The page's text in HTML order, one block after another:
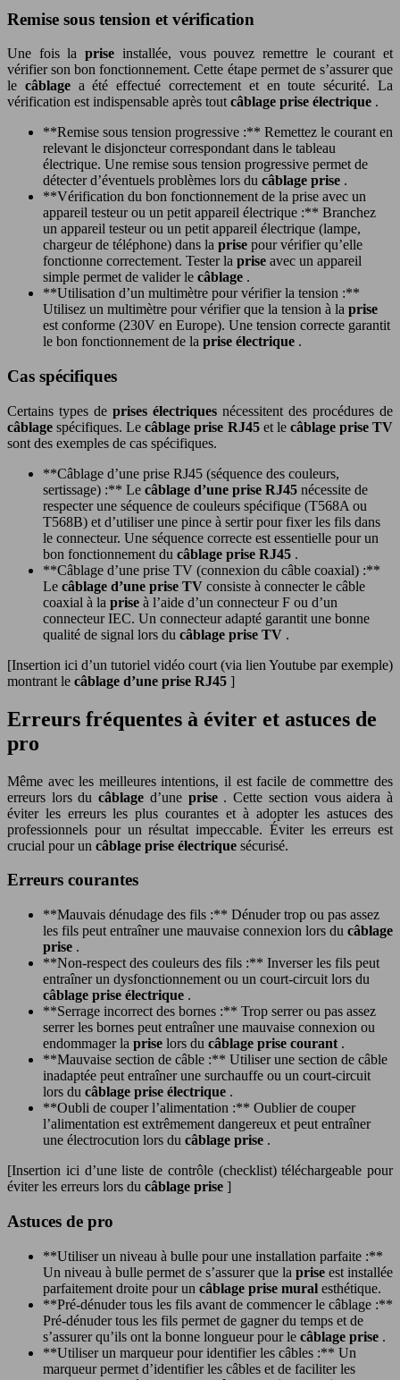
Remise sous tension et vérification
Une fois laprise installée, vous pouvez remettre le courant et
vérifier son bon fonctionnement. Cette étape permet de s’assurer que
le câblage a été effectué correctement et en toute sécurité. La
vérification est indispensable après toutcâblage prise électrique .
**Remise sous tension progressive :** Remettez le courant en
relevant le disjoncteur correspondant dans le tableau
électrique. Une remise sous tension progressive permet de
détecter d’éventuels problèmes lors du câblage prise .
**Vérification du bon fonctionnement de la prise avec un
appareil testeur ou un petit appareil électrique :** Branchez
un appareil testeur ou un petit appareil électrique (lampe,
chargeur de téléphone) dans la prise pour vérifier qu’elle
fonctionne correctement. Tester la prise avec un appareil
simple permet de valider le câblage .
**Utilisation d’un multimètre pour vérifier la tension :**
Utilisez un multimètre pour vérifier que la tension à la prise
est conforme (230V en Europe). Une tension correcte garantit
le bon fonctionnement de la prise électrique .
Cas spécifiques
Certains types de prises électriques nécessitent des procédures de
câblagespécifiques. Lecâblage prise RJ45 et le câblage prise TV
sont des exemples de cas spécifiques.
**Câblage d’une prise RJ45 (séquence des couleurs,
sertissage) :** Le câblage d’une prise RJ45 nécessite de
respecter une séquence de couleurs spécifique (T568A ou
T568B) et d’utiliser une pince à sertir pour fixer les fils dans
le connecteur. Une séquence correcte est essentielle pour un
bon fonctionnement du câblage prise RJ45 .
**Câblage d’une prise TV (connexion du câble coaxial) :**
Le câblage d’une prise TV consiste à connecter le câble
coaxial à la prise à l’aide d’un connecteur F ou d’un
connecteur IEC. Un connecteur adapté garantit une bonne
qualité de signal lors du câblage prise TV .
[Insertion ici d’un tutoriel vidéo court (via lien Youtube par exemple)
montrant le câblage d’une prise RJ45 ]
Erreurs fréquentes à éviter et astuces de
pro
Même avec les meilleures intentions, il est facile de commettre des
erreurs lors ducâblage d’une prise . Cette section vous aidera à
éviter les erreurs les plus courantes et à adopter les astuces des
professionnels pour un résultat impeccable. Éviter les erreurs est
crucial pour un câblage prise électrique sécurisé.
Erreurs courantes
**Mauvais dénudage des fils :** Dénuder trop ou pas assez
les fils peut entraîner une mauvaise connexion lors du câblage
prise .
**Non-respect des couleurs des fils :** Inverser les fils peut
entraîner un dysfonctionnement ou un court-circuit lors du
câblage prise électrique .
**Serrage incorrect des bornes :** Trop serrer ou pas assez
serrer les bornes peut entraîner une mauvaise connexion ou
endommager la prise lors du câblage prise courant .
**Mauvaise section de câble :** Utiliser une section de câble
inadaptée peut entraîner une surchauffe ou un court-circuit
lors du câblage prise électrique .
**Oubli de couper l’alimentation :** Oublier de couper
l’alimentation est extrêmement dangereux et peut entraîner
une électrocution lors du câblage prise .
[Insertion ici d’une liste de contrôle (checklist) téléchargeable pour
éviter les erreurs lors du câblage prise ]
Astuces de pro
**Utiliser un niveau à bulle pour une installation parfaite :**
Un niveau à bulle permet de s’assurer que la prise est installée
parfaitement droite pour un câblage prise mural esthétique.
**Pré-dénuder tous les fils avant de commencer le câblage :**
Pré-dénuder tous les fils permet de gagner du temps et de
s’assurer qu’ils ont la bonne longueur pour le câblage prise .
**Utiliser un marqueur pour identifier les câbles :** Un
marqueur permet d’identifier les câbles et de faciliter les